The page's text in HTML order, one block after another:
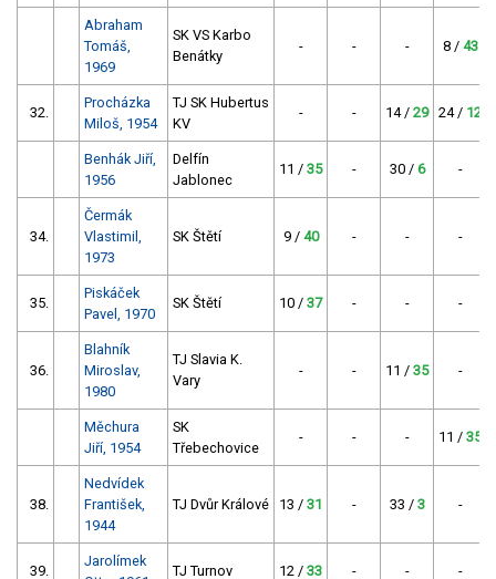
Abraham
Tomáš,
1969
SK VS Karbo
Benátky
- - - 8 / 43
32.
Procházka
Miloš, 1954
TJ SK Hubertus
KV
- - 14 / 29 24 / 12
Benhák Jiří,
1956
Delfín
Jablonec
11 / 35 - 30 / 6 -
34.
Čermák
Vlastimil,
1973
SK Štětí 9 / 40 - - -
35.
Piskáček
Pavel, 1970
SK Štětí 10 / 37 - - -
36.
Blahník
Miroslav,
1980
TJ Slavia K.
Vary
- - 11 / 35 -
Měchura
Jiří, 1954
SK
Třebechovice
- - - 11 / 35
38.
Nedvídek
František,
1944
TJ Dvůr Králové 13 / 31 - 33 / 3 -
39.
Jarolímek
TJ Turnov 12 / 33 - - -